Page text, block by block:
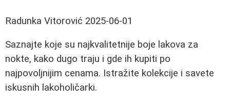
Radunka Vitorović 2025-06-01
Saznajte koje su najkvalitetnije boje lakova za
nokte, kako dugo traju i gde ih kupiti po
najpovoljnijim cenama. Istražite kolekcije i savete
iskusnih lakoholičarki.